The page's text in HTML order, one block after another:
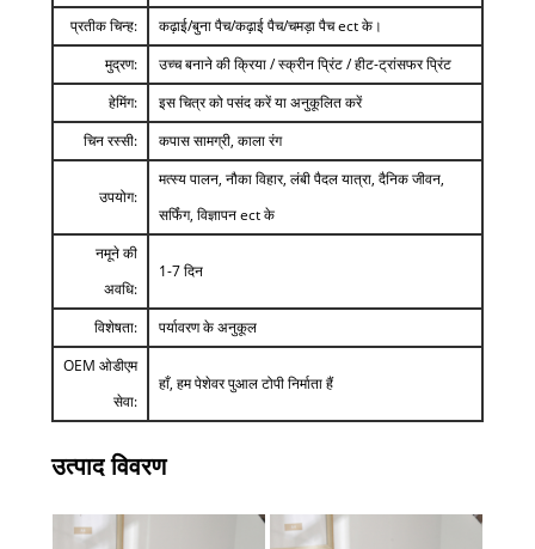
प्रतीक चिन्ह:
कढ़ाई/बुना पैच/कढ़ाई पैच/चमड़ा पैच ect के।
मुद्रण:
उच्च बनाने की क्रिया / स्क्रीन प्रिंट / हीट-ट्रांसफर प्रिंट
हेमिंग:
इस चित्र को पसंद करें या अनुकूलित करें
चिन रस्सी:
कपास सामग्री, काला रंग
उपयोग:
मत्स्य पालन, नौका विहार, लंबी पैदल यात्रा, दैनिक जीवन,
सर्फिंग, विज्ञापन ect के
नमूने की
अवधि:
1-7 दिन
विशेषता:
पर्यावरण के अनुकूल
OEM ओडीएम
सेवा:
हाँ, हम पेशेवर पुआल टोपी निर्माता हैं
उत्पाद विवरण